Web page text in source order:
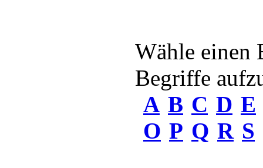
Wähle einen
Begriffe
A B C D E
O P Q R S